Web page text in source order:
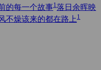
的每一个故事1 落日余晖映
不燥该来的都在路上 1